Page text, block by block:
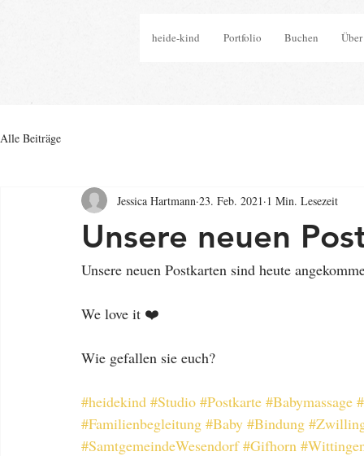
heide-kind Portfolio Buchen
Alle Beiträge
Unsere neuen
Jessica Hartmann 23. Feb. 2021 1 Min. Lesezeit
Unsere neuen Postkarten sind heute
We love it ❤️
Wie gefallen sie euch?
#heidekind #Studio #Postkarte #Babymassage
#Familienbegleitung #Baby #Bindung
#SamtgemeindeWesendorf #Gifhorn